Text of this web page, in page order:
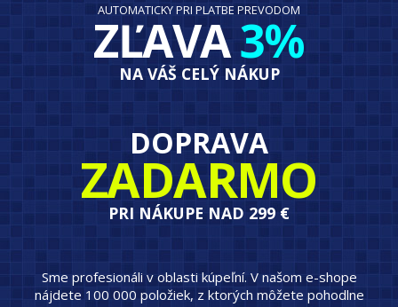
AUTOMATICKY PRI PLATBE PREVODOM
ZĽAVA3%
NA VÁŠ CELÝ NÁKUP
DOPRAVA
ZADARMO
PRI NÁKUPE NAD 299 €
Sme profesionáli v oblasti kúpeľní. V našom e-shope
nájdete 100 000 položiek, z ktorých môžete pohodlne